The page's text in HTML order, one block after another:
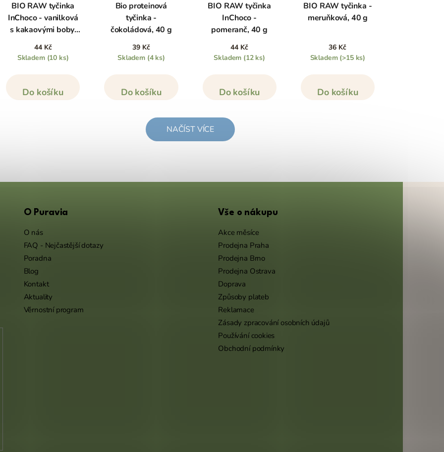
BIO RAW tyčinka
InChoco - vanilková
s kakaovými boby,
40 g
44 Kč
Skladem (10 ks)
Do košíku
Bio proteinová
tyčinka -
čokoládová, 40 g
39 Kč
Skladem (4 ks)
Do košíku
BIO RAW tyčinka
InChoco -
pomeranč, 40 g
44 Kč
Skladem (12 ks)
Do košíku
BIO RAW tyčinka -
meruňková, 40 g
36 Kč
Skladem (>15 ks)
Do košíku
NAČÍST VÍCE
O Puravia
O nás
FAQ - Nejčastější dotazy
Poradna
Blog
Kontakt
Aktuality
Věrnostní program
Vše o nákupu
Akce měsíce
Prodejna Praha
Prodejna Brno
Prodejna Ostrava
Doprava
Způsoby plateb
Reklamace
Zásady zpracování osobních údajů
Používání cookies
Obchodní podmínky